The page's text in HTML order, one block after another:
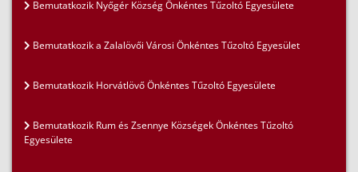
Bemutatkozik Nyőgér Község Önkéntes Tűzoltó Egyesülete
Bemutatkozik a Zalalövői Városi Önkéntes Tűzoltó Egyesület
Bemutatkozik Horvátlövő Önkéntes Tűzoltó Egyesülete
Bemutatkozik Rum és Zsennye Községek Önkéntes Tűzoltó
Egyesülete